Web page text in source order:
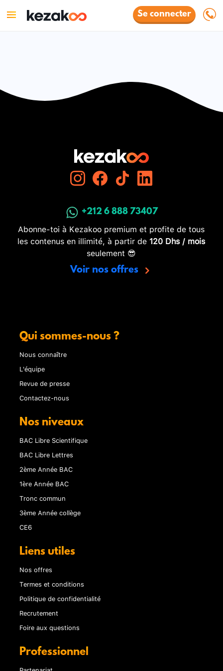
Se connecter
+212 6 888 73407
Abonne-toi à Kezakoo premium et profite de tous
les contenus en illimité, à partir de 120 Dhs / mois
seulement 😎
Voir nos offres
Qui sommes-nous ?
Nous connaître
L'équipe
Revue de presse
Contactez-nous
Nos niveaux
BAC Libre Scientifique
BAC Libre Lettres
2ème Année BAC
1ère Année BAC
Tronc commun
3ème Année collège
CE6
Liens utiles
Nos offres
Termes et conditions
Politique de confidentialité
Recrutement
Foire aux questions
Professionnel